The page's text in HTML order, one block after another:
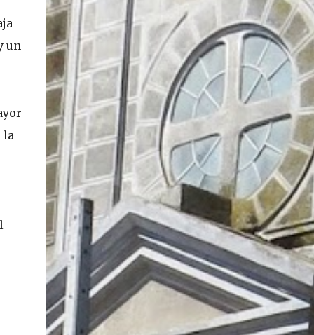
un
la
En concreto, las personas podrán acceder a
su carnet y/o pasaporte en una aplicación
móvil del Registro Civil, la cual estará
disponible en iOS y Android. El director del
Registro Civil, Omar Morales, detalló que
"quien renueve a partir del 16 de diciembre,
va a poder sacar cédula de identidad digital
y pasaporte digital. Van a tener la
funcionalidad en su celular a partir de una
app especial, que va a permitir que a través
de pruebas de vida se asegure que la
persona es quien dice ser". Morales también
detalló, en el matinal "Mucho Gusto" de
Mega, las importantes medidas de
seguridad ...